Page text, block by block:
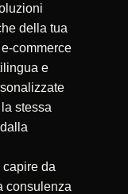
della tua
commerce
e
stessa
da
consulenza